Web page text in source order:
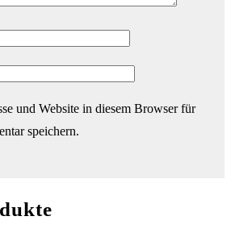
und Website in diesem Browser für
speichern.